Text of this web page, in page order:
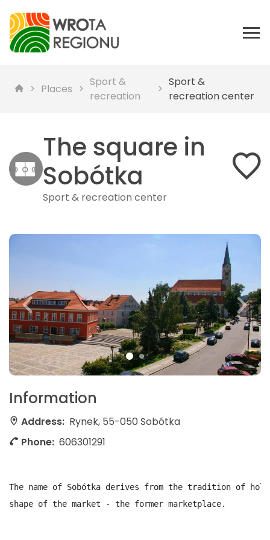
Places
Sport &
recreation
Sport &
recreation center
The square in
Sobótka
Sport & recreation center
Information
Address: Rynek, 55-050 Sobótka
Phone: 606301291
The name of Sobótka derives from the tradition of
shape of the market - the former marketplace.